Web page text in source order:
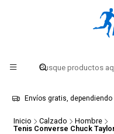
Envíos gratis,
Inicio Calzado
Hombre
Tenis Converse Chuck